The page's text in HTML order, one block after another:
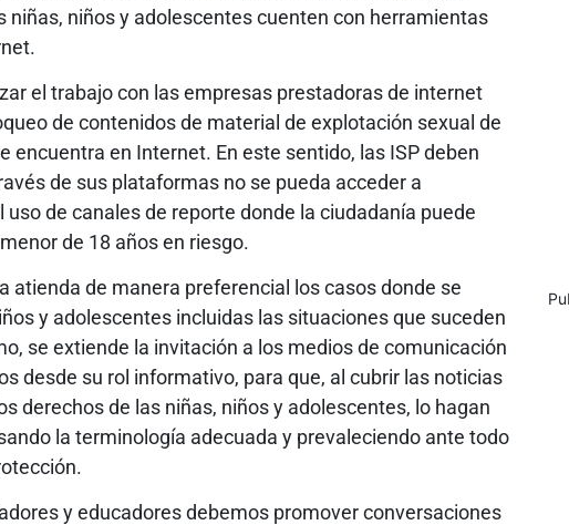
niñas, niños y adolescentes cuenten con herramientas
el trabajo con las empresas prestadoras de internet
de contenidos de material de explotación sexual de
encuentra en Internet. En este sentido, las ISP deben
de sus plataformas no se pueda acceder a
de canales de reporte donde la ciudadanía puede
de 18 años en riesgo.
atienda de manera preferencial los casos donde se
y adolescentes incluidas las situaciones que suceden
se extiende la invitación a los medios de comunicación
desde su rol informativo, para que, al cubrir las noticias
derechos de las niñas, niños y adolescentes, lo hagan
la terminología adecuada y prevaleciendo ante todo
y educadores debemos promover conversaciones